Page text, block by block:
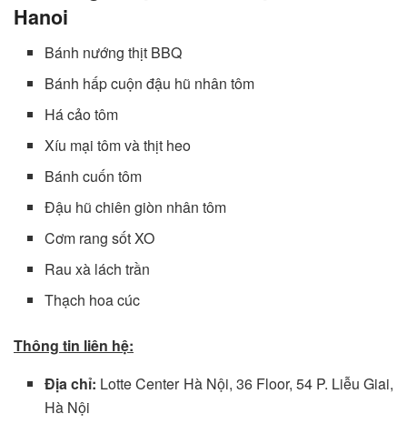
Hanoi
Bánh nướng thịt BBQ
Bánh hấp cuộn đậu hũ nhân tôm
Há cảo tôm
Xíu mại tôm và thịt heo
Bánh cuốn tôm
Đậu hũ chiên giòn nhân tôm
Cơm rang sốt XO
Rau xà lách trần
Thạch hoa cúc
Thông tin liên hệ:
Địa chỉ: Lotte Center Hà Nội, 36 Floor, 54 P. Liễu Giai,
Hà Nội